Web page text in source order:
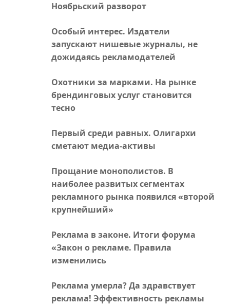
Ноябрьский разворот
Особый интерес. Издатели
запускают нишевые журналы, не
дожидаясь рекламодателей
Охотники за марками. На рынке
брендинговых услуг становится
тесно
Первый среди равных. Олигархи
сметают медиа-активы
Прощание монополистов. В
наиболее развитых сегментах
рекламного рынка появился «второй
крупнейший»
Реклама в законе. Итоги форума
«Закон о рекламе. Правила
изменились
Реклама умерла? Да здравствует
реклама! Эффективность рекламы